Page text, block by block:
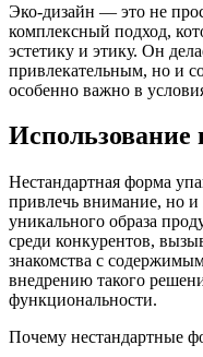
Эко-дизайн — это не
комплексный подход,
эстетику и этику. Он
привлекательным, но и
особенно важно в
Нестандартная форма
привлечь внимание, но и
уникального образа
среди конкурентов,
знакомства с
внедрению такого
функциональности.
Почему нестандартные